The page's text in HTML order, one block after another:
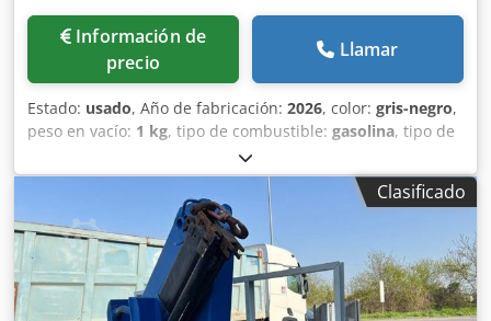
personal de ventas.
Información de
precio
Llamar
Estado: usado, Año de fabricación: 2026, color: gris-negro,
peso en vacío: 1 kg, tipo de combustible: gasolina, tipo de
, TÍTULO: CONTENEDOR
DESMONTABLE ABIERTO PARA INERTES CON PUERTA
TRASERA DE UNA SOLA HOJA BASCULANTE - CONTENEDOR
TIPO BAÑERA PARA ROCA. Apto para vehículos de
carretera de 3 / 4 ejes o doble tracción. Contenedor de
forma redondeada reforzada con gancho de 600 mm,
refuerzo en el punto de flexión en la parte delantera, vigas
de 200 mm. Fondo apoyado sobre las vigas con ménsulas
Clasificado